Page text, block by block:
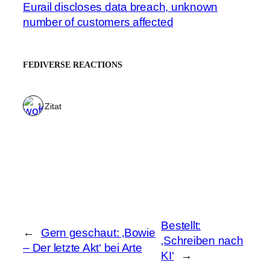
Eurail discloses data breach, unknown
number of customers affected
FEDIVERSE REACTIONS
1 Zitat
←
Gern geschaut: ‚Bowie
– Der letzte Akt‘ bei Arte
Bestellt:
‚Schreiben nach
KI‘
→